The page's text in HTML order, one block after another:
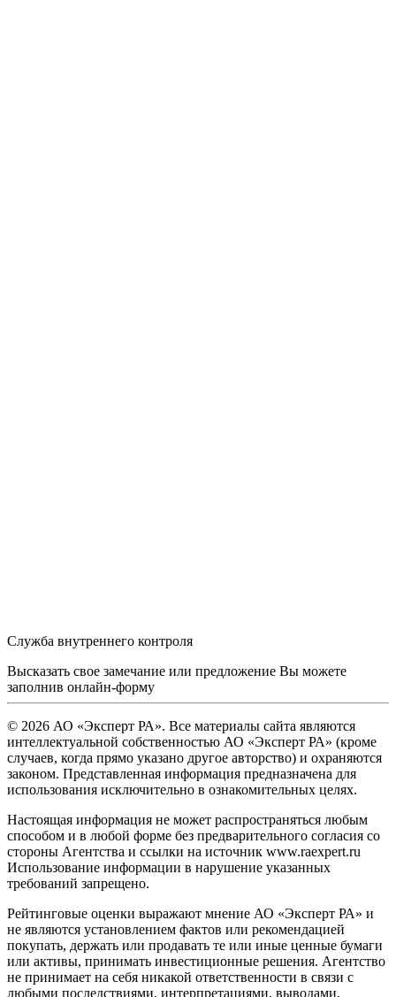
Служба внутреннего контроля
Высказать свое замечание или предложение Вы можете
заполнив онлайн-форму
© 2026 АО «Эксперт РА». Все материалы сайта являются
интеллектуальной собственностью АО «Эксперт РА» (кроме
случаев, когда прямо указано другое авторство) и охраняются
законом. Представленная информация предназначена для
использования исключительно в ознакомительных целях.
Настоящая информация не может распространяться любым
способом и в любой форме без предварительного согласия со
стороны Агентства и ссылки на источник www.raexpert.ru
Использование информации в нарушение указанных
требований запрещено.
Рейтинговые оценки выражают мнение АО «Эксперт РА» и
не являются установлением фактов или рекомендацией
покупать, держать или продавать те или иные ценные бумаги
или активы, принимать инвестиционные решения. Агентство
не принимает на себя никакой ответственности в связи с
любыми последствиями, интерпретациями, выводами,